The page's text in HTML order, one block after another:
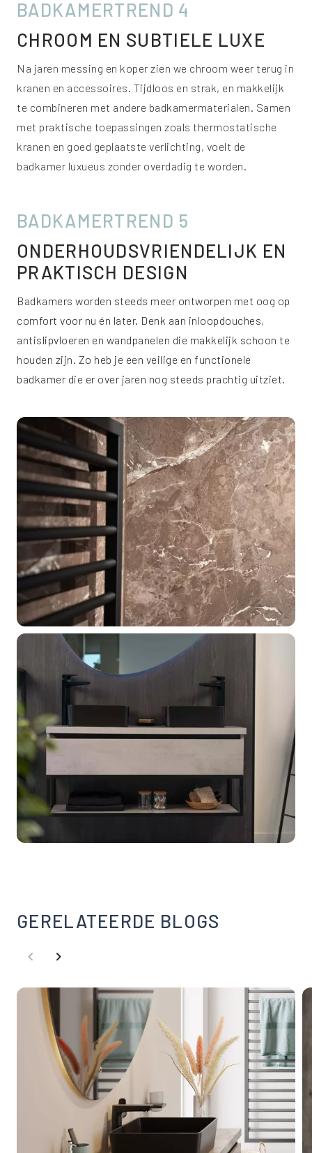
BADKAMERTREND 4
CHROOM EN SUBTIELE LUXE
Na jaren messing en koper zien we chroom weer terug in
kranen en accessoires. Tijdloos en strak, en makkelijk
te combineren met andere badkamermaterialen. Samen
met praktische toepassingen zoals thermostatische
kranen en goed geplaatste verlichting, voelt de
badkamer luxueus zonder overdadig te worden.
BADKAMERTREND 5
ONDERHOUDSVRIENDELIJK EN
PRAKTISCH DESIGN
Badkamers worden steeds meer ontworpen met oog op
comfort voor nu én later. Denk aan inloopdouches,
antislipvloeren en wandpanelen die makkelijk schoon te
houden zijn. Zo heb je een veilige en functionele
badkamer die er over jaren nog steeds prachtig uitziet.
GERELATEERDE BLOGS